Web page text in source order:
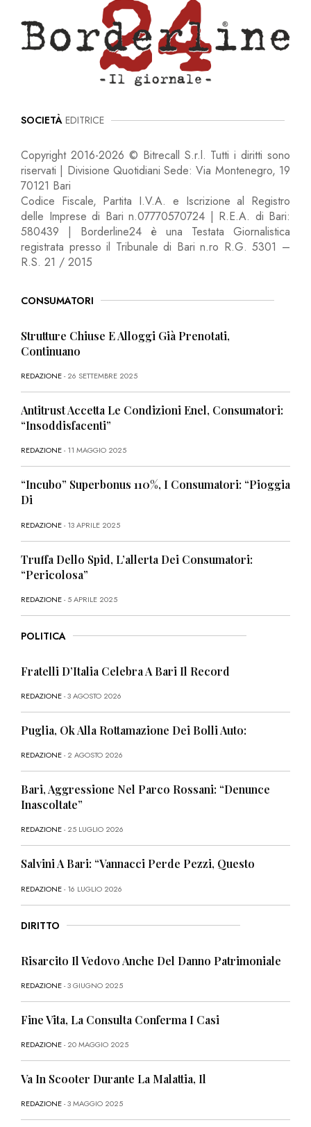
SOCIETÀ EDITRICE
Copyright 2016-2026 © Bitrecall S.r.l. Tutti i diritti sono
riservati | Divisione Quotidiani Sede: Via Montenegro, 19
70121 Bari
Codice Fiscale, Partita I.V.A. e Iscrizione al Registro
delle Imprese di Bari n.07770570724 | R.E.A. di Bari:
580439 | Borderline24 è una Testata Giornalistica
registrata presso il Tribunale di Bari n.ro R.G. 5301 –
R.S. 21 / 2015
CONSUMATORI
Strutture Chiuse E Alloggi Già Prenotati,
Continuano
REDAZIONE- 26 SETTEMBRE 2025
Antitrust Accetta Le Condizioni Enel, Consumatori:
“Insoddisfacenti”
REDAZIONE- 11 MAGGIO 2025
“Incubo” Superbonus 110%, I Consumatori: “Pioggia
Di
REDAZIONE- 13 APRILE 2025
Truffa Dello Spid, L’allerta Dei Consumatori:
“Pericolosa”
REDAZIONE- 5 APRILE 2025
POLITICA
Fratelli D’Italia Celebra A Bari Il Record
REDAZIONE- 3 AGOSTO 2026
Puglia, Ok Alla Rottamazione Dei Bolli Auto:
REDAZIONE- 2 AGOSTO 2026
Bari, Aggressione Nel Parco Rossani: “Denunce
Inascoltate”
REDAZIONE- 25 LUGLIO 2026
Salvini A Bari: “Vannacci Perde Pezzi, Questo
REDAZIONE- 16 LUGLIO 2026
DIRITTO
Risarcito Il Vedovo Anche Del Danno Patrimoniale
REDAZIONE- 3 GIUGNO 2025
Fine Vita, La Consulta Conferma I Casi
REDAZIONE- 20 MAGGIO 2025
Va In Scooter Durante La Malattia, Il
REDAZIONE- 3 MAGGIO 2025